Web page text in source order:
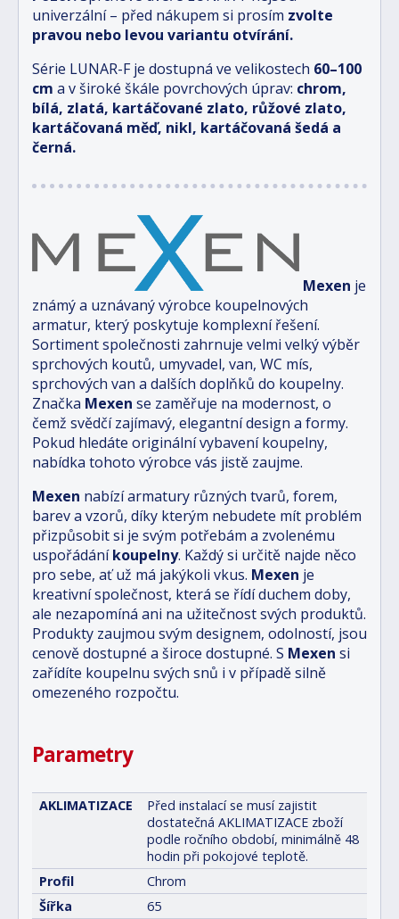
univerzální – před nákupem si prosím zvolte
pravou nebo levou variantu otvírání.
Série LUNAR-F je dostupná ve velikostech 60–100
cm a v široké škále povrchových úprav: chrom,
bílá, zlatá, kartáčované zlato, růžové zlato,
kartáčovaná měď, nikl, kartáčovaná šedá a
černá.
Mexen je
známý a uznávaný výrobce koupelnových
armatur, který poskytuje komplexní řešení.
Sortiment společnosti zahrnuje velmi velký výběr
sprchových koutů, umyvadel, van, WC mís,
sprchových van a dalších doplňků do koupelny.
Značka Mexen se zaměřuje na modernost, o
čemž svědčí zajímavý, elegantní design a formy.
Pokud hledáte originální vybavení koupelny,
nabídka tohoto výrobce vás jistě zaujme.
Mexen nabízí armatury různých tvarů, forem,
barev a vzorů, díky kterým nebudete mít problém
přizpůsobit si je svým potřebám a zvolenému
uspořádáníkoupelny. Každý si určitě najde něco
pro sebe, ať už má jakýkoli vkus. Mexen je
kreativní společnost, která se řídí duchem doby,
ale nezapomíná ani na užitečnost svých produktů.
Produkty zaujmou svým designem, odolností, jsou
cenově dostupné a široce dostupné. S Mexen si
zařídíte koupelnu svých snů i v případě silně
omezeného rozpočtu.
Parametry
AKLIMATIZACE
Před instalací se musí zajistit
dostatečná AKLIMATIZACE zboží
podle ročního období, minimálně 48
hodin při pokojové teplotě.
Profil
Chrom
Šířka
65